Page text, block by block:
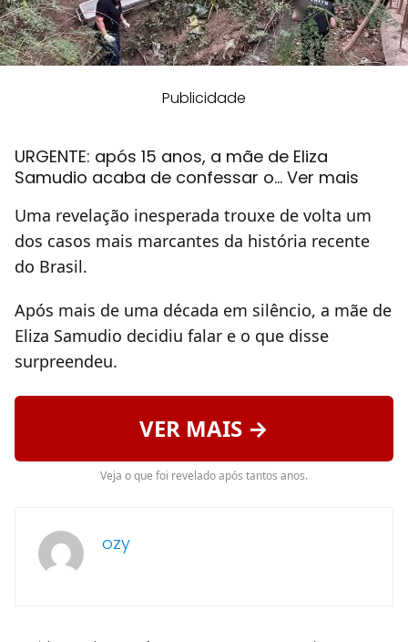
Publicidade
URGENTE: após 15 anos, a mãe de Eliza
Samudio acaba de confessar o… Ver mais
Uma revelação inesperada trouxe de volta um
dos casos mais marcantes da história recente
do Brasil.
Após mais de uma década em silêncio, a mãe de
Eliza Samudio decidiu falar e o que disse
surpreendeu.
VER MAIS →
Veja o que foi revelado após tantos anos.
ozy